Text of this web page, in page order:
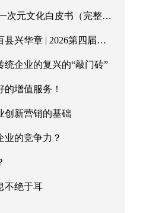
完整版）发布！传华夏文脉，行至诚商道
销赋能大会暨第二届诚商文化节8月深圳启幕
企业的复兴的“敲门砖”
增值服务！
创新营销的基础
业的竞争力？
不绝于耳